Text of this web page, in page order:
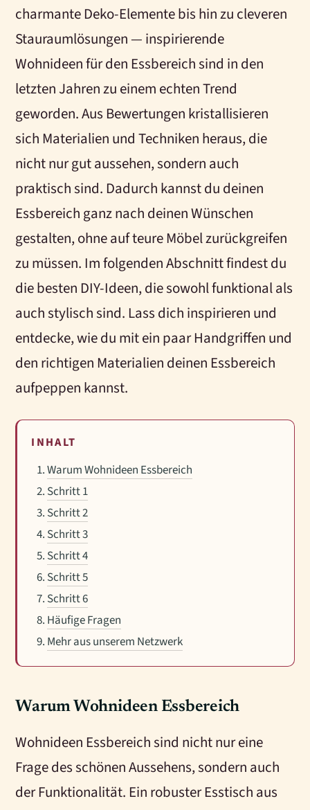
charmante Deko-Elemente bis hin zu cleveren
Stauraumlösungen — inspirierende
Wohnideen für den Essbereich sind in den
letzten Jahren zu einem echten Trend
geworden. Aus Bewertungen kristallisieren
sich Materialien und Techniken heraus, die
nicht nur gut aussehen, sondern auch
praktisch sind. Dadurch kannst du deinen
Essbereich ganz nach deinen Wünschen
gestalten, ohne auf teure Möbel zurückgreifen
zu müssen. Im folgenden Abschnitt findest du
die besten DIY-Ideen, die sowohl funktional als
auch stylisch sind. Lass dich inspirieren und
entdecke, wie du mit ein paar Handgriffen und
den richtigen Materialien deinen Essbereich
aufpeppen kannst.
INHALT
Warum Wohnideen Essbereich
Schritt 1
Schritt 2
Schritt 3
Schritt 4
Schritt 5
Schritt 6
Häufige Fragen
Mehr aus unserem Netzwerk
Warum Wohnideen Essbereich
Wohnideen Essbereich sind nicht nur eine
Frage des schönen Aussehens, sondern auch
der Funktionalität. Ein robuster Esstisch aus